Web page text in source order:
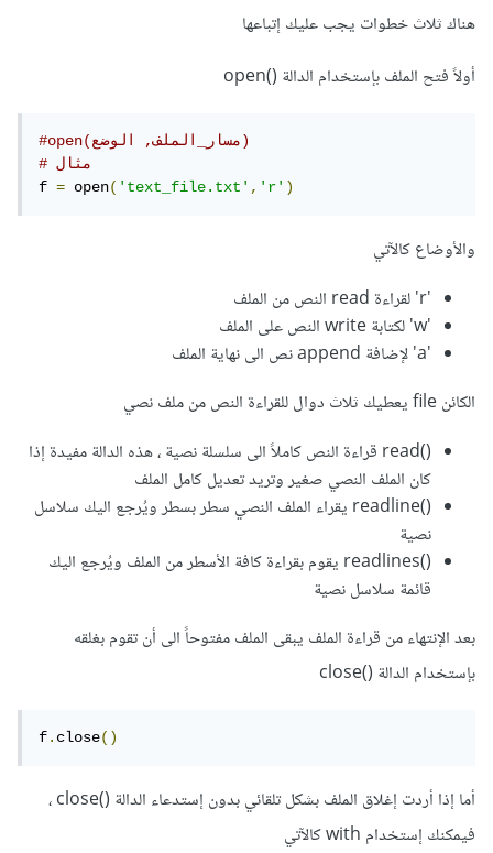
هناك ثلاث خطوات يجب عليك إتباعها
أولاً فتح الملف بإستخدام الدالة ()open
#open(مسار_الملف, الوضع)
# مثال
f = open('text_file.txt','r')
والأوضاع كالآتي
الكائن file يعطيك ثلاث دوال للقراءة النص من ملف نصي
()read قراءة النص كاملاً الى سلسلة نصية ، هذه الدالة مفيدة إذا
كان الملف النصي صغير وتريد تعديل كامل الملف
()readline يقراء الملف النصي سطر بسطر ويُرجع اليك سلاسل
نصية
()readlines يقوم بقراءة كافة الأسطر من الملف ويُرجع اليك
قائمة سلاسل نصية
بعد الإنتهاء من قراءة الملف يبقى الملف مفتوحاً الى أن تقوم بغلقه
بإستخدام الدالة ()close
f.close()
أما إذا أردت إغلاق الملف بشكل تلقائي بدون إستدعاء الدالة ()close ،
فيمكنك إستخدام with كالآتي